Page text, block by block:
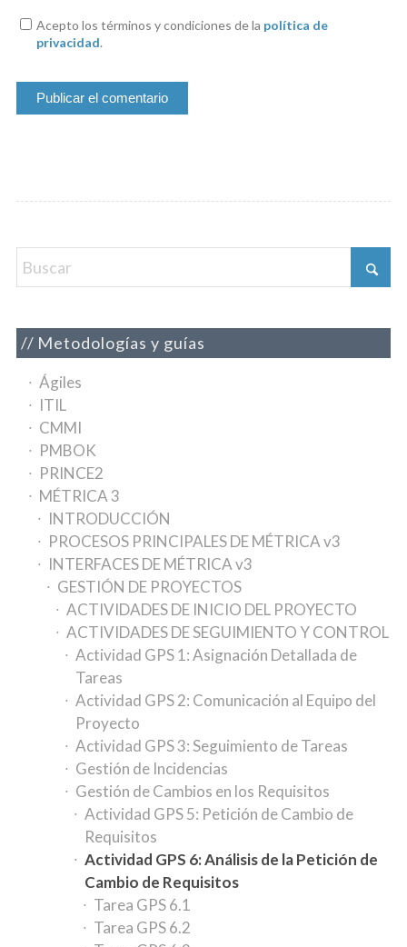
Acepto los términos y condiciones de la política de
privacidad.
Metodologías y guías
Ágiles
ITIL
CMMI
PMBOK
PRINCE2
MÉTRICA 3
INTRODUCCIÓN
PROCESOS PRINCIPALES DE MÉTRICA v3
INTERFACES DE MÉTRICA v3
GESTIÓN DE PROYECTOS
ACTIVIDADES DE INICIO DEL PROYECTO
ACTIVIDADES DE SEGUIMIENTO Y CONTROL
Actividad GPS 1: Asignación Detallada de
Tareas
Actividad GPS 2: Comunicación al Equipo del
Proyecto
Actividad GPS 3: Seguimiento de Tareas
Gestión de Incidencias
Gestión de Cambios en los Requisitos
Actividad GPS 5: Petición de Cambio de
Requisitos
Actividad GPS 6: Análisis de la Petición de
Cambio de Requisitos
Tarea GPS 6.1
Tarea GPS 6.2